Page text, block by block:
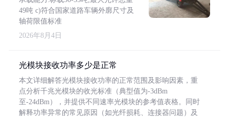
49吨 c)符合国家道路车辆外廓尺寸及
轴荷限值标准
2026年8月4日
光模块接收功率多少是正常
本文详细解答光模块接收功率的正常范围及影响因素，重
点分析千兆光模块的收光标准（典型值为-3dBm
至-24dBm），并提供不同速率光模块的参考值表格。同时
解释功率异常的常见原因（如光纤损耗、连接器问题）及